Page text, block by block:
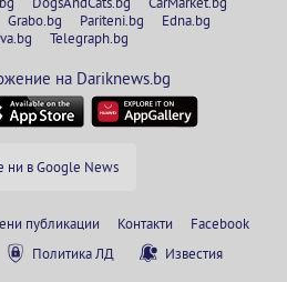
Grabo.bg Pariteni.bg
Edna.bg
Telegraph.bg
на Dariknews.bg
ни в Google News
публикации Контакти
Facebook
Политика ЛД Известия